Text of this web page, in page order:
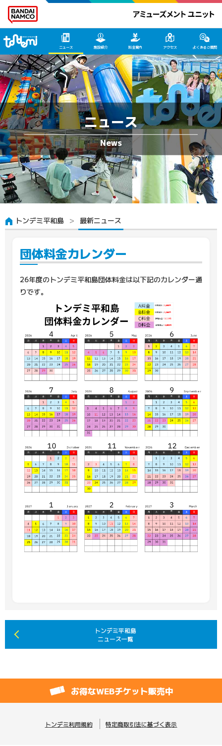
ニュース 施設紹介 料金案内 アクセス よくあるご質問
ニュース
トンデミ平和島 最新ニュース
団体料金カレンダー
26年度のトンデミ平和島団体料金は以下記のカレンダー通
りです。
トンデミ平和島
ニュース一覧
お得なWEBチケット販売中
トンデミ利用規約 特定商取引法に基づく表示